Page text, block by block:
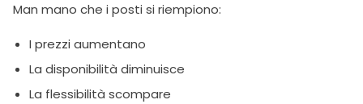
Man mano che i posti si riempiono:
I prezzi aumentano
La disponibilità diminuisce
La flessibilità scompare